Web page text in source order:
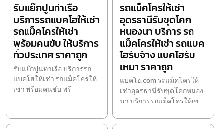
รับแย๊กปูนท่าเรือ
บริการรถแบคโฮให้เช่า
รถแม็คโครให้เช่า
พร้อมคนขับ ให้บริการ
ทั่วประเทศ ราคาถูก
รับแย๊กปูนท่าเรือ บริการรถ
แบคโฮให้เช่า รถแม็คโครให้
เช่า พร้อมคนขับ พร้
รถแม็คโครให้เช่า
อุดรธานีรับขุดโคก
หนองนา บริการ รถ
แม็คโครให้เช่า รถแบค
โฮรับจ้าง แบคโฮรับ
เหมา ราคาถูก
แบคโฮ.com รถแม็คโครให้
เช่าอุดรธานีรับขุดโคกหนอง
นา บริการรถแม็คโครให้เช